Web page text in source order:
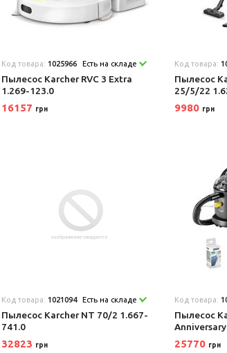
Код товара: 1025966 Есть на складе
Пылесос Karcher RVC 3 Extra
1.269-123.0
16157 грн
Код товара:
Пылесос
25/5/22
9980 грн
Код товара: 1021094 Есть на складе
Пылесос Karcher NT 70/2 1.667-
741.0
32823 грн
Код товара:
Пылесос
25770 грн